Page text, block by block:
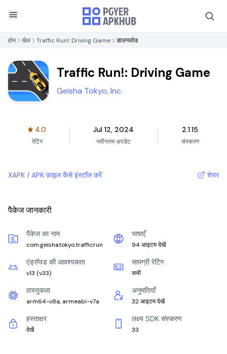
होम खेल Traffic Run!: Driving Game डाउनलोड
Traffic Run!: Driving Game
Geisha Tokyo, Inc.
4.0
रेटिंग
Jul 12, 2024
नवीनतम अपडेट
2.1.15
संस्करण
XAPK / APK फ़ाइल कैसे इंस्टॉल करें शेयर
पैकेज जानकारी
पैकेज का नाम
com.geishatokyo.trafficrun
भाषाएँ
94 आइटम देखें
एंड्रॉयड की आवश्यकता
v13 (v33)
सामग्री रेटिंग
सभी
वास्तुकला
arm64-v8a, armeabi-v7a
अनुमतियाँ
32 आइटम देखें
हस्ताक्षर
देखें
लक्ष्य SDK संस्करण
33